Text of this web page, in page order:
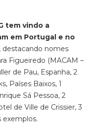
tem vindo a
em Portugal e no
destacando nomes
Figueiredo (MACAM –
de Pau, Espanha, 2
Países Baixos, 1
Sá Pessoa, 2
de Ville de Crissier, 3
exemplos.